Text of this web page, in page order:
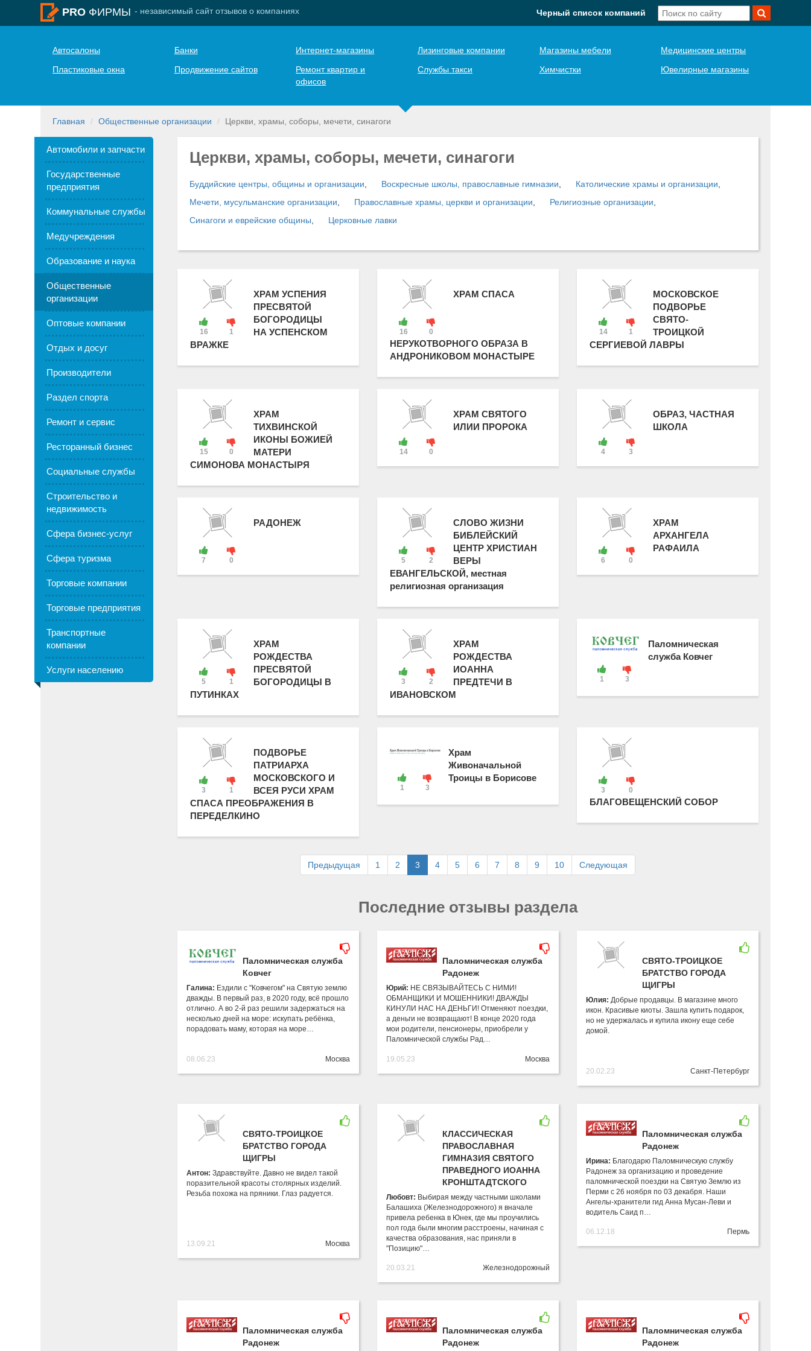
PRO ФИРМЫ - независимый сайт отзывов о компаниях Черный список компаний
Автосалоны Банки Интернет-магазины Лизинговые компании Магазины мебели
Медицинские центры
Пластиковые окна
Продвижение сайтов
Ремонт квартир и
офисов
Службы такси Химчистки Ювелирные магазины
Главная Общественные организации Церкви, храмы, соборы, мечети, синагоги
Автомобили и запчасти
Государственные
предприятия
Коммунальные службы
Медучреждения
Образование и наука
Общественные
организации
Оптовые компании
Отдых и досуг
Производители
Раздел спорта
Ремонт и сервис
Ресторанный бизнес
Социальные службы
Строительство и
недвижимость
Сфера бизнес-услуг
Сфера туризма
Торговые компании
Торговые предприятия
Транспортные
компании
Услуги населению
Церкви, храмы, соборы, мечети, синагоги
Буддийские центры, общины и организации Воскресные школы, православные гимназии Католические храмы и организации
Мечети, мусульманские организации
Православные храмы, церкви и организации Религиозные организации
Синагоги и еврейские общины
Церковные лавки
16 1
ХРАМ УСПЕНИЯ
ПРЕСВЯТОЙ
БОГОРОДИЦЫ
НА УСПЕНСКОМ
ВРАЖКЕ
16 0
ХРАМ СПАСА
НЕРУКОТВОРНОГО ОБРАЗА В
АНДРОНИКОВОМ МОНАСТЫРЕ
14 1
МОСКОВСКОЕ
ПОДВОРЬЕ
СВЯТО-
ТРОИЦКОЙ
СЕРГИЕВОЙ ЛАВРЫ
15 0
ХРАМ
ТИХВИНСКОЙ
ИКОНЫ БОЖИЕЙ
МАТЕРИ
СИМОНОВА МОНАСТЫРЯ
14 0
ХРАМ СВЯТОГО
ИЛИИ ПРОРОКА
4 3
ОБРАЗ, ЧАСТНАЯ
ШКОЛА
7 0
РАДОНЕЖ
5 2
СЛОВО ЖИЗНИ
БИБЛЕЙСКИЙ
ЦЕНТР ХРИСТИАН
ВЕРЫ
ЕВАНГЕЛЬСКОЙ, местная
религиозная организация
6 0
ХРАМ
АРХАНГЕЛА
РАФАИЛА
5 1
ХРАМ
РОЖДЕСТВА
ПРЕСВЯТОЙ
БОГОРОДИЦЫ В
ПУТИНКАХ
3 2
ХРАМ
РОЖДЕСТВА
ИОАННА
ПРЕДТЕЧИ В
ИВАНОВСКОМ
1 3
Паломническая
служба Ковчег
3 1
ПОДВОРЬЕ
ПАТРИАРХА
МОСКОВСКОГО И
ВСЕЯ РУСИ ХРАМ
СПАСА ПРЕОБРАЖЕНИЯ В
ПЕРЕДЕЛКИНО
1 3
Храм
Живоначальной
Троицы в Борисове
3 0
БЛАГОВЕЩЕНСКИЙ СОБОР
Предыдущая 1 2 3 4 5 6 7 8 9 10 Следующая
Последние отзывы раздела
Паломническая служба
Ковчег
Галина: Ездили с "Ковчегом" на Святую землю
дважды. В первый раз, в 2020 году, всё прошло
отлично. А во 2-й раз решили задержаться на
несколько дней на море: искупать ребёнка,
порадовать маму, которая на море…
08.06.23 Москва
Паломническая служба
Радонеж
Юрий: НЕ СВЯЗЫВАЙТЕСЬ С НИМИ!
ОБМАНЩИКИ И МОШЕННИКИ! ДВАЖДЫ
КИНУЛИ НАС НА ДЕНЬГИ! Отменяют поездки,
а деньги не возвращают! В конце 2020 года
мои родители, пенсионеры, приобрели у
Паломнической службы Рад…
19.05.23 Москва
СВЯТО-ТРОИЦКОЕ
БРАТСТВО ГОРОДА
ЩИГРЫ
Юлия: Добрые продавцы. В магазине много
икон. Красивые киоты. Зашла купить подарок,
но не удержалась и купила икону еще себе
домой.
20.02.23 Санкт-Петербург
СВЯТО-ТРОИЦКОЕ
БРАТСТВО ГОРОДА
ЩИГРЫ
Антон: Здравствуйте. Давно не видел такой
поразительной красоты столярных изделий.
Резьба похожа на пряники. Глаз радуется.
13.09.21 Москва
КЛАССИЧЕСКАЯ
ПРАВОСЛАВНАЯ
ГИМНАЗИЯ СВЯТОГО
ПРАВЕДНОГО ИОАННА
КРОНШТАДТСКОГО
Любовт: Выбирая между частными школами
Балашиха (Железнодорожного) я вначале
привела ребенка в Юнек, где мы проучились
пол года были многим расстроены, начиная с
качества образования, нас приняли в
"Позицию"…
20.03.21 Железнодорожный
Паломническая служба
Радонеж
Ирина: Благодарю Паломническую службу
Радонеж за организацию и проведение
паломнической поездки на Святую Землю из
Перми с 26 ноября по 03 декабря. Наши
Ангелы-хранители гид Анна Мусан-Леви и
водитель Саид п…
06.12.18 Пермь
Паломническая служба
Радонеж
Паломническая служба
Радонеж
Паломническая служба
Радонеж